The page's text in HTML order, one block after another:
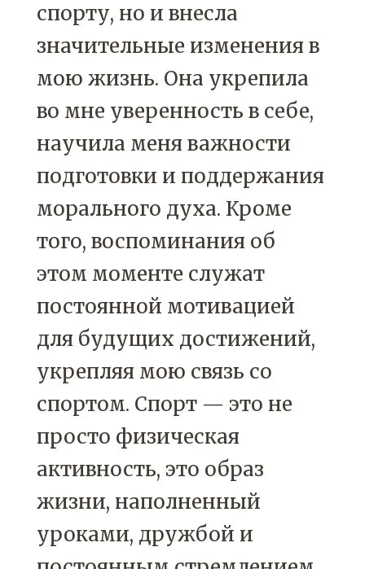
спорту, но и внесла
значительные изменения в
мою жизнь. Она укрепила
во мне уверенность в себе,
научила меня важности
подготовки и поддержания
морального духа. Кроме
того, воспоминания об
этом моменте служат
постоянной мотивацией
для будущих достижений,
укрепляя мою связь со
спортом. Спорт — это не
просто физическая
активность, это образ
жизни, наполненный
уроками, дружбой и